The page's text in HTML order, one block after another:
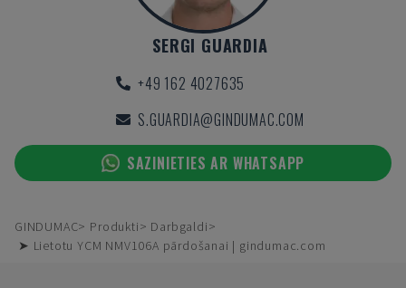
SERGI GUARDIA
+49 162 4027635
S.GUARDIA@GINDUMAC.COM
SAZINIETIES AR WHATSAPP
GINDUMAC Produkti
Darbgaldi
➤ Lietotu YCM NMV106A pārdošanai | gindumac.com